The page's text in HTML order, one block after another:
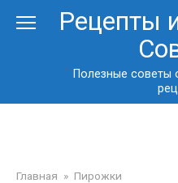
Рецепты
Полезные советы
Главная » Пирожки